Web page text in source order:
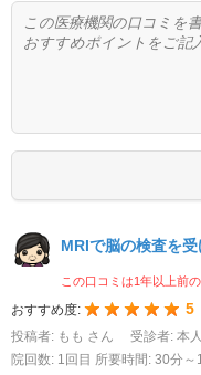
MRIで脳の検査を
この口コミは1年以上前
おすすめ度: 5
投稿者: もも さん 受診者: 本
院回数: 1回目
所要時間: 30分～